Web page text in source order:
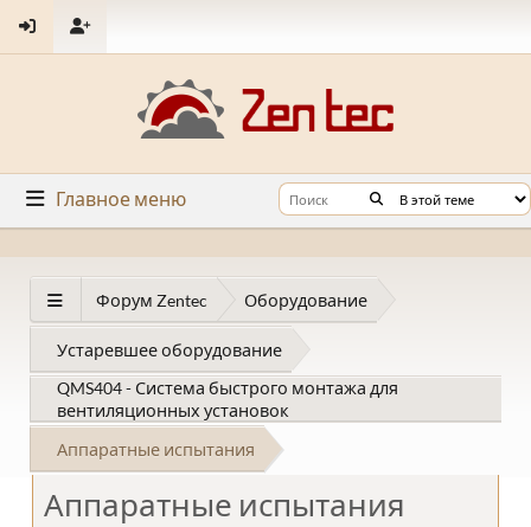
Главное меню
Форум Zentec Оборудование
Устаревшее оборудование
QMS404 - Система быстрого монтажа для
вентиляционных установок
Аппаратные испытания
Аппаратные испытания